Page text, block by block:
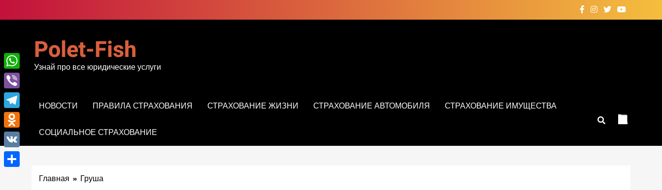
к
Polet-Fish
Узнай про все юридические услуги
НОВОСТИ ПРАВИЛА СТРАХОВАНИЯ СТРАХОВАНИЕ ЖИЗНИ СТРАХОВАНИЕ АВТОМОБИЛЯ СТРАХОВАНИЕ ИМУЩЕСТВА
СОЦИАЛЬНОЕ СТРАХОВАНИЕ
Главная Груша
WhatsApp
Viber
Telegram
Odnoklassniki
VK
Отправить